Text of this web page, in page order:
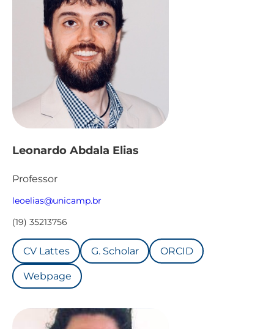
Leonardo Abdala Elias
Professor
leoelias@unicamp.br
(19) 35213756
CV Lattes G. Scholar ORCID
Webpage